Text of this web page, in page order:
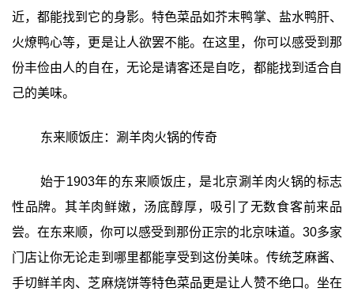
近，都能找到它的身影。特色菜品如芥末鸭掌、盐水鸭肝、
火燎鸭心等，更是让人欲罢不能。在这里，你可以感受到那
份丰俭由人的自在，无论是请客还是自吃，都能找到适合自
己的美味。
东来顺饭庄：涮羊肉火锅的传奇
始于1903年的东来顺饭庄，是北京涮羊肉火锅的标志
性品牌。其羊肉鲜嫩，汤底醇厚，吸引了无数食客前来品
尝。在东来顺，你可以感受到那份正宗的北京味道。30多家
门店让你无论走到哪里都能享受到这份美味。传统芝麻酱、
手切鲜羊肉、芝麻烧饼等特色菜品更是让人赞不绝口。坐在